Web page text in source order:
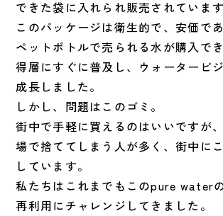
できた袋に入れられ販売されています
このパッケージは衛生的で、安価で
ペットボトルで売られる水が購入で
得層にすぐに普及し、
ウォータービ
成長しました。
しかし、問題はこのゴミ。
街中で手軽に買えるのはいいですが、
場で捨ててしまう人が多く、街中に
しています。
私たちはこれまでもこのpure water
再利用にチャレンジしてきました。